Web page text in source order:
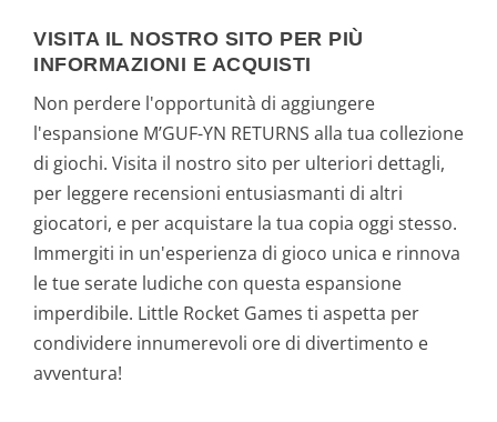
VISITA IL NOSTRO SITO PER PIÙ
INFORMAZIONI E ACQUISTI
Non perdere l'opportunità di aggiungere
l'espansione M’GUF-YN RETURNS alla tua collezione
di giochi. Visita il nostro sito per ulteriori dettagli,
per leggere recensioni entusiasmanti di altri
giocatori, e per acquistare la tua copia oggi stesso.
Immergiti in un'esperienza di gioco unica e rinnova
le tue serate ludiche con questa espansione
imperdibile. Little Rocket Games ti aspetta per
condividere innumerevoli ore di divertimento e
avventura!